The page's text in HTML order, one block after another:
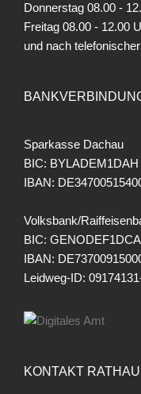
Donnerstag 08.00 -
Freitag 08.00 - 12.00
und nach
Sparkasse Dachau
BIC: BYLADEM1DAH
IBAN:
Volksbank/
BIC: GENODEF1DCA
IBAN:
Leidweg-ID:
KONTAKT